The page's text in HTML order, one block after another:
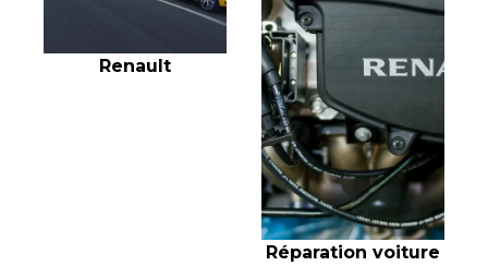
Renault
Réparation voiture